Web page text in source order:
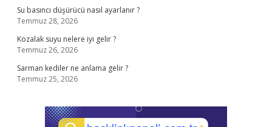
Su basıncı düşürücü nasıl ayarlanır ?
Temmuz 28, 2026
Kozalak suyu nelere iyi gelir ?
Temmuz 26, 2026
Sarman kediler ne anlama gelir ?
Temmuz 25, 2026